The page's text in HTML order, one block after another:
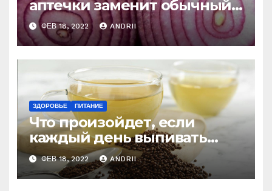
аптечки заменит обычный
лук
ФЕВ 18, 2022 ANDRII
ЗДОРОВЬЕ ПИТАНИЕ
Что произойдет, если
каждый день выпивать
чашечку гречишного чая
ФЕВ 18, 2022 ANDRII